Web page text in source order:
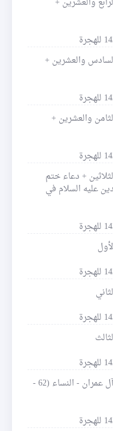
والعشرين +
والعشرين +
+ دعاء ختم
عليه السلام في
جلسة قرآنية من سور آل عمران - النساء (62 -